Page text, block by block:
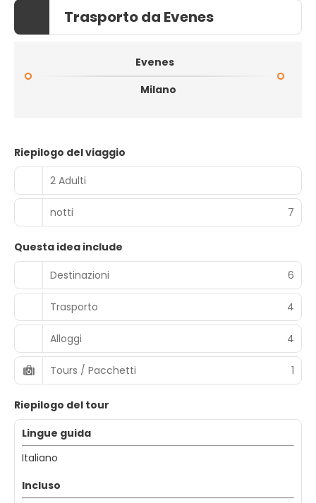
Trasporto da Evenes
Evenes
Milano
Riepilogo del viaggio
2 Adulti
notti 7
Questa idea include
Destinazioni
6
Trasporto 4
Alloggi 4
Tours / Pacchetti 1
Riepilogo del tour
Lingue guida
Italiano
Incluso